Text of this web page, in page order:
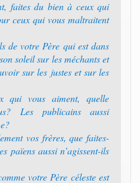
faites du bien à ceux qui
ceux qui vous maltraitent
de votre Père qui est dans
soleil sur les méchants et
sur les justes et sur les
qui vous aiment, quelle
Les publicains aussi
vos frères, que faites-
païens aussi n’agissent-ils
votre Père céleste est